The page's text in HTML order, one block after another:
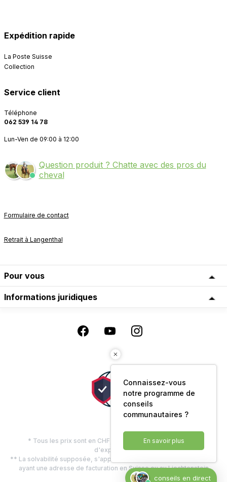
Expédition rapide
La Poste Suisse
Collection
Service client
Téléphone
062 539 14 78
Lun-Ven de 09:00 à 12:00
Question produit ? Chatte avec des pros du
cheval
Formulaire de contact
Retrait à Langenthal
Pour vous
Informations juridiques
* Tous les prix sont en CHF, TVA comprise, plus les frais
d'expédition
** La solvabilité supposée, s'applique uniquement aux clients privés
ayant une adresse de facturation en Suisse ou au Liechtenstein
Connaissez-vous
notre programme de
conseils
communautaires ?
En savoir plus
conseils en direct